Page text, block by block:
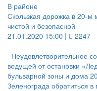
В районе
Скользкая дорожка в 20-м
чистой и безопасной
21.01.2020 15:00 |
2247
Неудовлетворительное
ведущей от остановки
бульварной зоны и дома
Зеленограда обратиться в